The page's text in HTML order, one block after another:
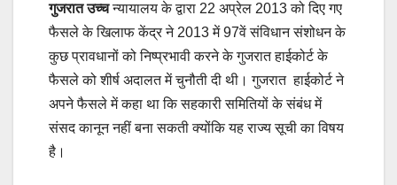
गुजरात उच्चन्यायालय के द्वारा 22 अप्रेल 2013 को दिए गए
फैसले के खिलाफ केंद्र ने 2013 में 97वें संविधान संशोधन के
कुछ प्रावधानों को निष्प्रभावी करने के गुजरात हाईकोर्ट के
फैसले को शीर्ष अदालत में चुनौती दी थी। गुजरात हाईकोर्ट ने
अपने फैसले में कहा था कि सहकारी समितियों के संबंध में
संसद कानून नहीं बना सकती क्योंकि यह राज्य सूची का विषय
है।